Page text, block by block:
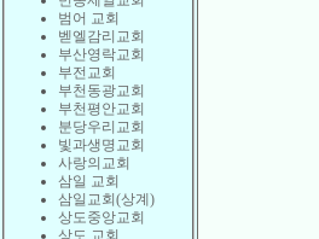
범어 교회
벧엘감리교회
부산영락교회
부전교회
부천동광교회
부천평안교회
분당우리교회
빛과생명교회
사랑의교회
삼일 교회
삼일교회(상계)
상도중앙교회
상도 교회